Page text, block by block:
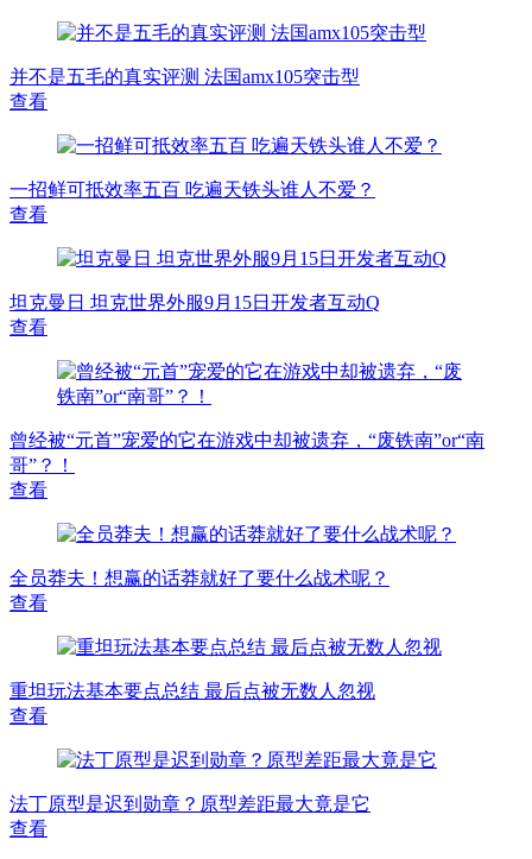
并不是五毛的真实评测 法国amx105突击型
查看
一招鲜可抵效率五百 吃遍天铁头谁人不爱？
查看
坦克曼日 坦克世界外服9月15日开发者互动Q
查看
曾经被“元首”宠爱的它在游戏中却被遗弃，“废铁南”or“南
哥”？！
查看
全员莽夫！想赢的话莽就好了要什么战术呢？
查看
重坦玩法基本要点总结 最后点被无数人忽视
查看
法丁原型是迟到勋章？原型差距最大竟是它
查看